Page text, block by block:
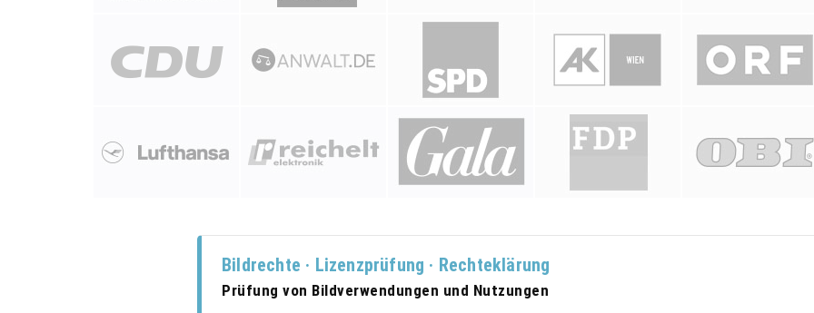
Bildrechte · Lizenzprüfung · Rechteklärung
Prüfung von Bildverwendungen und Nutzungen